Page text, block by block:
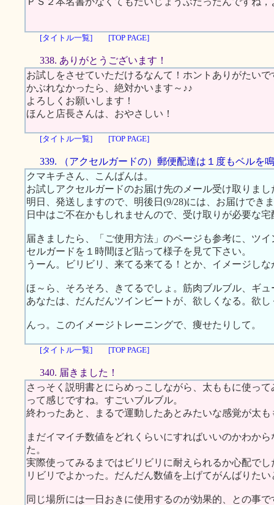
[タイトル一覧] [TOP PAGE]
338. ありがとうございます！
お試しをさせていただけるなんて！ホントありがたいで
かぶれなかったら、絶対かいます～♪♪
よろしくお願いします！
ほんと店長さんは、おやさしい！
[タイトル一覧] [TOP PAGE]
339. （アクセルガードの）郵便配達は１度もベルを
クマキチさん、こんばんは。
お試しアクセルガードのお届け先のメール受け取りま
明日、発送しますので、明後日(9/28)には、お届けでき
日中はご不在かもしれませんので、受け取りが必要な
届きましたら、「ご使用方法」のページも参考に、ツ
セルガードを１時間ほど貼って様子を見て下さい。
うーん。ビリビリ、来てる来てる！とか、イメージしな
ほ～ら、そろそろ、きてるでしょ。筋肉ブルブル、ギュ
あなたは、だんだんツインビートが、欲しくなる。欲
んっ。このイメージトレーニングで、痩せたりして。
[タイトル一覧] [TOP PAGE]
340. 届きました！
さっそく説明書とにらめっこしながら、太ももに使っ
って感じですね。すごいブルブル。
終わったあと、まるで運動したあとみたいな感覚が太
まだイマイチ数値をどれくらいにすればいいのかわか
た。
実際使ってみるまではビリビリに耐えられるか心配で
リビリでよかった。だんだん数値を上げてがんばりた
同じ場所には一日おきに使用するのが効果的、との事